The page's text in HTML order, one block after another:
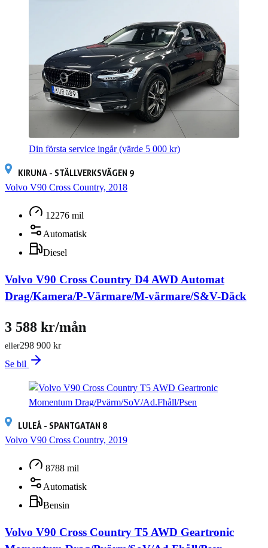
Din första service ingår (värde 5 000 kr)
KIRUNA - STÄLLVERKSVÄGEN 9
Volvo V90 Cross Country, 2018
12276 mil
Automatisk
Diesel
Volvo V90 Cross Country D4 AWD Automat
Drag/Kamera/P-Värmare/M-värmare/S&V-Däck
298 900 kr
eller
3 588 kr/mån
Se bil
LULEÅ - SPANTGATAN 8
Volvo V90 Cross Country, 2019
8788 mil
Automatisk
Bensin
Volvo V90 Cross Country T5 AWD Geartronic